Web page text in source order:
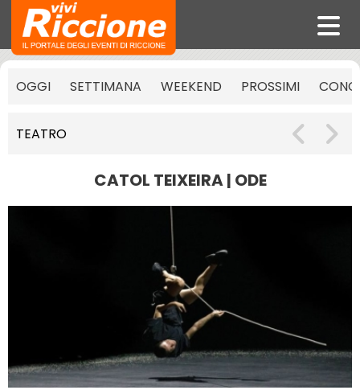
OGGI SETTIMANA WEEKEND PROSSIMI
TEATRO
CATOL TEIXEIRA | ODE